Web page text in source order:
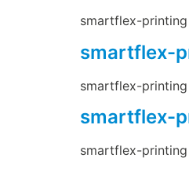
smartflex-
smartflex-
smartflex-
smartflex-
smartflex-